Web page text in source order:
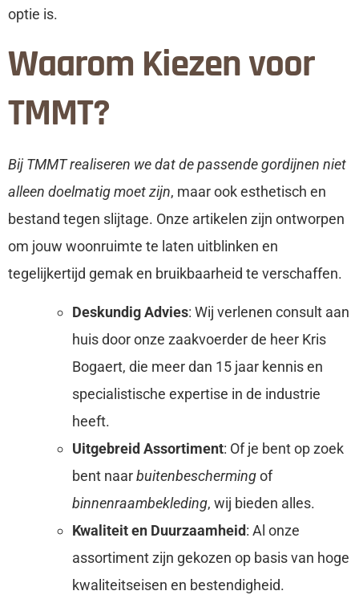
optie is.
Waarom Kiezen voor
TMMT?
Bij TMMT realiseren we dat de passende gordijnen niet
alleen doelmatig moet zijn, maar ook esthetisch en
bestand tegen slijtage. Onze artikelen zijn ontworpen
om jouw woonruimte te laten uitblinken en
tegelijkertijd gemak en bruikbaarheid te verschaffen.
Deskundig Advies: Wij verlenen consult aan
huis door onze zaakvoerder de heer Kris
Bogaert, die meer dan 15 jaar kennis en
specialistische expertise in de industrie
heeft.
Uitgebreid Assortiment: Of je bent op zoek
bent naarbuitenbeschermingof
binnenraambekleding, wij bieden alles.
Kwaliteit en Duurzaamheid: Al onze
assortiment zijn gekozen op basis van hoge
kwaliteitseisen en bestendigheid.